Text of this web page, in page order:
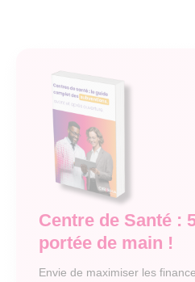
Centre de Santé :
portée de main !
Envie de maximiser les